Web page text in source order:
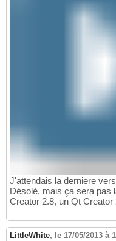
J'attendais la derniere
Désolé, mais ça sera pas
Creator 2.8, un Qt Creator
LittleWhite, le 17/05/2013 à